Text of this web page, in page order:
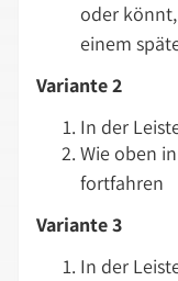
oder könnt,
einem
Variante 2
In der
Wie oben
fortfahren
Variante 3
In der